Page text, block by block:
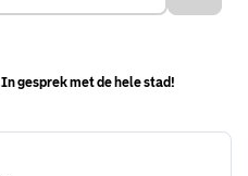
In gesprek met de hele stad!